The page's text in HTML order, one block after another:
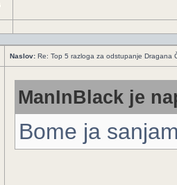
Naslov: Re: Top 5 razloga za odstupanje Dragana
ManInBlack je
Bome ja